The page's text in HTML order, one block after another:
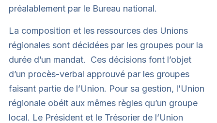
préalablement par le Bureau national.
La composition et les ressources des Unions
régionales sont décidées par les groupes pour la
durée d’un mandat. Ces décisions font l’objet
d’un procès-verbal approuvé par les groupes
faisant partie de l’Union. Pour sa gestion, l’Union
régionale obéit aux mêmes règles qu’un groupe
local. Le Président et le Trésorier de l’Union